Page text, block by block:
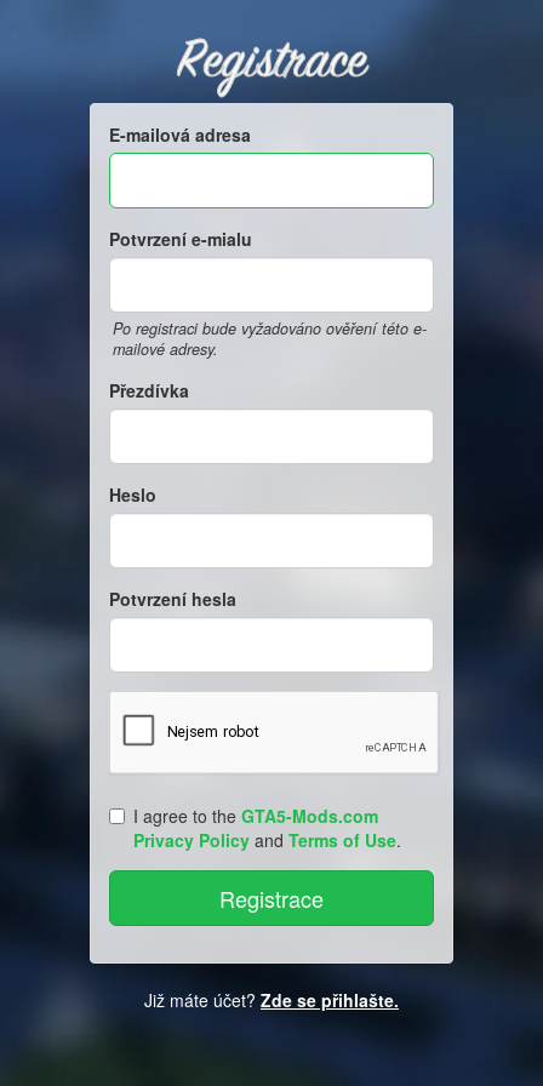
Registrace
E-mailová adresa
Potvrzení e-mialu
Po registraci bude vyžadováno ověření této e-
mailové adresy.
Přezdívka
Heslo
Potvrzení hesla
I agree to the GTA5-Mods.com
Privacy Policy and Terms of Use.
Již máte účet? Zde se přihlašte.